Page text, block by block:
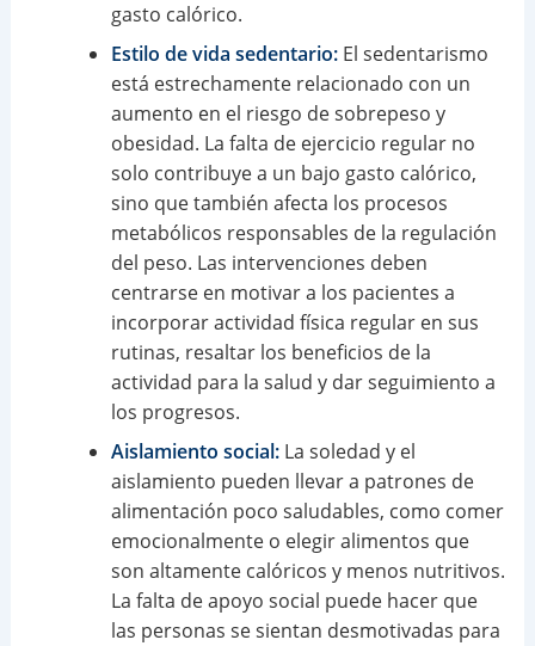
gasto calórico.
Estilo de vida sedentario:El sedentarismo
está estrechamente relacionado con un
aumento en el riesgo de sobrepeso y
obesidad. La falta de ejercicio regular no
solo contribuye a un bajo gasto calórico,
sino que también afecta los procesos
metabólicos responsables de la regulación
del peso. Las intervenciones deben
centrarse en motivar a los pacientes a
incorporar actividad física regular en sus
rutinas, resaltar los beneficios de la
actividad para la salud y dar seguimiento a
los progresos.
Aislamiento social:La soledad y el
aislamiento pueden llevar a patrones de
alimentación poco saludables, como comer
emocionalmente o elegir alimentos que
son altamente calóricos y menos nutritivos.
La falta de apoyo social puede hacer que
las personas se sientan desmotivadas para